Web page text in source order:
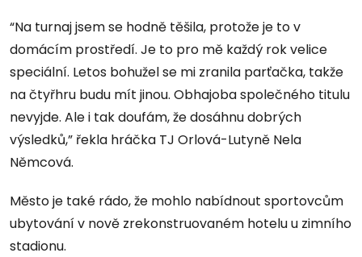
“Na turnaj jsem se hodně těšila, protože je to v
domácím prostředí. Je to pro mě každý rok velice
speciální. Letos bohužel se mi zranila parťačka, takže
na čtyřhru budu mít jinou. Obhajoba společného titulu
nevyjde. Ale i tak doufám, že dosáhnu dobrých
výsledků,” řekla hráčka TJ Orlová-Lutyně Nela
Němcová.
Město je také rádo, že mohlo nabídnout sportovcům
ubytování v nově zrekonstruovaném hotelu u zimního
stadionu.